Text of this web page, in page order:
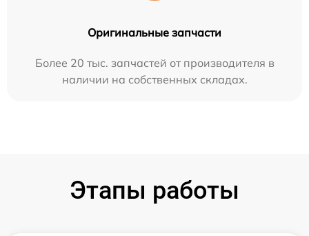
Оригинальные запчасти
Более 20 тыс. запчастей от производителя в
наличии на собственных складах.
Этапы работы